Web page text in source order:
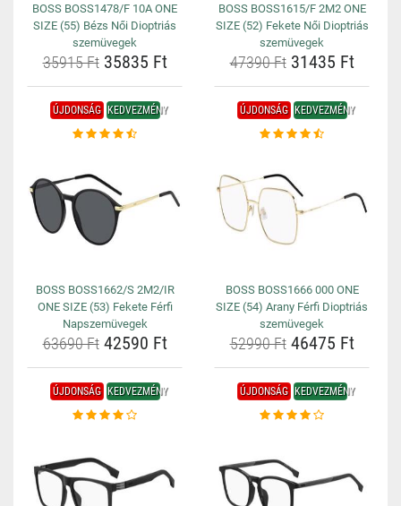
BOSS BOSS1478/F 10A ONE
SIZE (55) Bézs Női Dioptriás
szemüvegek
35915 Ft35835 Ft
BOSS BOSS1615/F 2M2 ONE
SIZE (52) Fekete Női Dioptriás
szemüvegek
47390 Ft31435 Ft
ÚJDONSÁG KEDVEZMÉNY
BOSS BOSS1662/S 2M2/IR
ONE SIZE (53) Fekete Férfi
Napszemüvegek
63690 Ft42590 Ft
ÚJDONSÁG KEDVEZMÉNY
BOSS BOSS1666 000 ONE
SIZE (54) Arany Férfi Dioptriás
szemüvegek
52990 Ft46475 Ft
ÚJDONSÁG KEDVEZMÉNY ÚJDONSÁG KEDVEZMÉNY